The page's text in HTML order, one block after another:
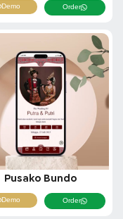
Demo Order
Pusako Bundo
Demo Order